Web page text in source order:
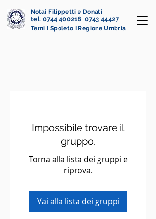
Notai Filippetti e Donati
tel. 0744 400218 0743 44427
Terni I Spoleto I Regione Umbria
Impossibile trovare il
gruppo.
Torna alla lista dei gruppi e
riprova.
Vai alla lista dei gruppi